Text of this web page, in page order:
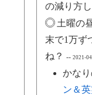
の減り方
土曜の
末で1万ず
ね？--2021-
かな
ン＆